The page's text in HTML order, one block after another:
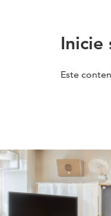
Inicie
Este